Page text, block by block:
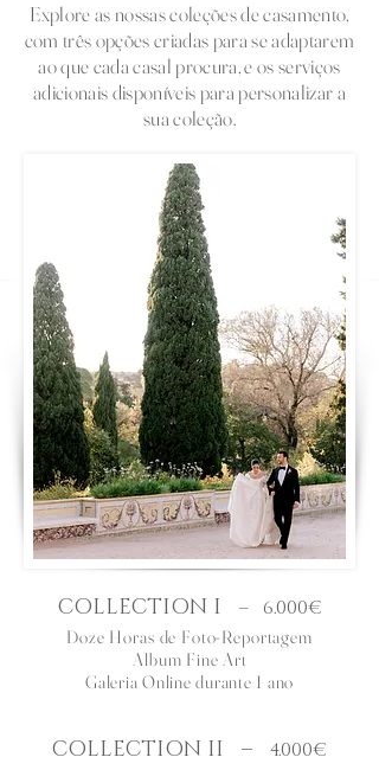
Explore as nossas coleções de casamento,
com três opções criadas para se adaptarem
ao que cada casal procura, e os serviços
adicionais disponíveis para personalizar a
sua coleção.
COLLECTION I – 6.000€
Doze Horas de Foto-Reportagem
Album Fine Art
Galeria Online durante 1 ano
COLLECTION II – 4.000€